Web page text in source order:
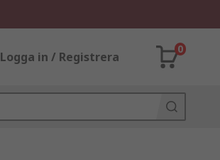
Logga in / Registrera
0